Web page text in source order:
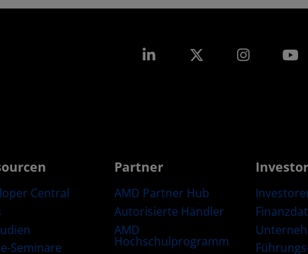
LinkedIn
Central
Seminare
Partner
AMD Partner Hub
Autorisierte Händler
AMD
Hochschulprogramm